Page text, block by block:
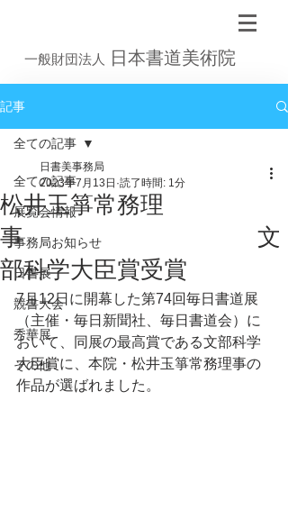
一般財団法人 日本書道美術院
記事
全ての記事
展覧会情報
事務局お知らせ
日書展
競書大会
秀華展
その他
全ての記事
松井玉箏常務理
事 文
部科学大臣賞受賞
日書美事務局
2023年7月13日 読了時間: 1分
7月12日に開幕した第74回毎日書道展
（主催・毎日新聞社、毎日書道会）に
おいて、同展の最高賞である文部科学
大臣賞に、本院・松井玉箏常務理事の
作品が選ばれました。